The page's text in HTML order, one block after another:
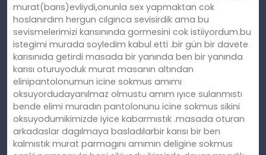
murat(barıs)evliydi,onunla sex yapmaktan cok
hoslanırdım hergun cılgınca sevisirdik ama bu
sevismelerimizi karısınında gormesini cok istiiyordum.bu
istegimi murada soyledim kabul etti .bir gün bir davete
karısınıda getirdi masada bir yanında ben bir yanında
karısı oturuyoduk murat masanın altından
elinipantolonumun icine sokmus amımı
oksuyordudayanılmaz olmustu amım ıyıce sulanmıstı
bende elimi muradın pantolonunu icine sokmus sikini
oksuyodumikimizde iyice kabarmıstık .masada oturan
arkadaslar dagılmaya basladılarbir karısı bir ben
kalmıstık murat parmagını amımın deligine sokmus